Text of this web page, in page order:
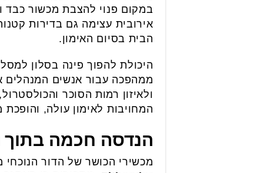
במקום פנוי להצבת מכשור כבד
אירובית עצימה גם בדירות
הבית בסיום האימון.
היכולת להפוך פינה בסלון
ממהפכה עבור אנשים המנהלים
ולאיזון רמות הסוכר
המחויבות לאימון עולה,
הנדסה חכמה בתוך
מכשירי הכושר של הדור